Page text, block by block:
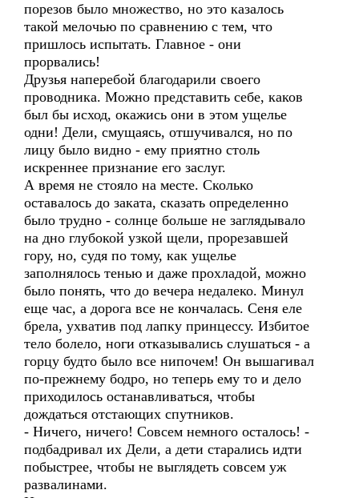
порезов было множество, но это казалось
такой мелочью по сравнению с тем, что
пришлось испытать. Главное - они
прорвались!
Друзья наперебой благодарили своего
проводника. Можно представить себе, каков
был бы исход, окажись они в этом ущелье
одни! Дели, смущаясь, отшучивался, но по
лицу было видно - ему приятно столь
искреннее признание его заслуг.
А время не стояло на месте. Сколько
оставалось до заката, сказать определенно
было трудно - солнце больше не заглядывало
на дно глубокой узкой щели, прорезавшей
гору, но, судя по тому, как ущелье
заполнялось тенью и даже прохладой, можно
было понять, что до вечера недалеко. Минул
еще час, а дорога все не кончалась. Сеня еле
брела, ухватив под лапку принцессу. Избитое
тело болело, ноги отказывались слушаться - а
горцу будто было все нипочем! Он вышагивал
по-прежнему бодро, но теперь ему то и дело
приходилось останавливаться, чтобы
дождаться отстающих спутников.
- Ничего, ничего! Совсем немного осталось! -
подбадривал их Дели, а дети старались идти
побыстрее, чтобы не выглядеть совсем уж
развалинами.